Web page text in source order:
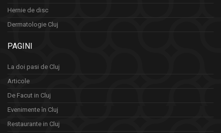
Hernie de disc
Dermatologie Cluj
PAGINI
La doi pasi de Cluj
Articole
De Facut in Cluj
Evenimente în Cluj
Restaurante in Cluj